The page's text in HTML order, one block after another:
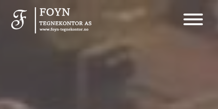
Main Navigation